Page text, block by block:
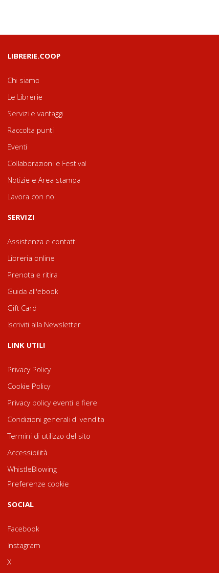
LIBRERIE.COOP
Chi siamo
Le Librerie
Servizi e vantaggi
Raccolta punti
Eventi
Collaborazioni e Festival
Notizie e Area stampa
Lavora con noi
SERVIZI
Assistenza e contatti
Libreria online
Prenota e ritira
Guida all'ebook
Gift Card
Iscriviti alla Newsletter
LINK UTILI
Privacy Policy
Cookie Policy
Privacy policy eventi e fiere
Condizioni generali di vendita
Termini di utilizzo del sito
Accessibilità
WhistleBlowing
Preferenze cookie
SOCIAL
Facebook
Instagram
X